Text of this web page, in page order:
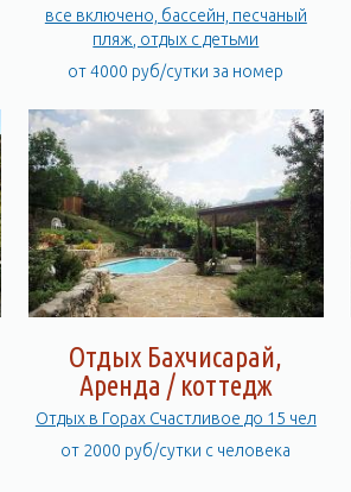
все включено, бассейн, песчаный
пляж, отдых с детьми
от 4000 руб/сутки за номер
Отдых Бахчисарай,
Аренда / коттедж
Отдых в Горах Счастливое до 15 чел
от 2000 руб/сутки с человека